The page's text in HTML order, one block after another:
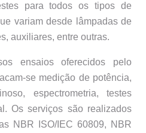
para todos os tipos de
variam desde lâmpadas de
auxiliares, entre outras.
oferecidos pelo
se medição de potência,
espectrometria, testes
Os serviços são realizados
NBR ISO/IEC 60809, NBR